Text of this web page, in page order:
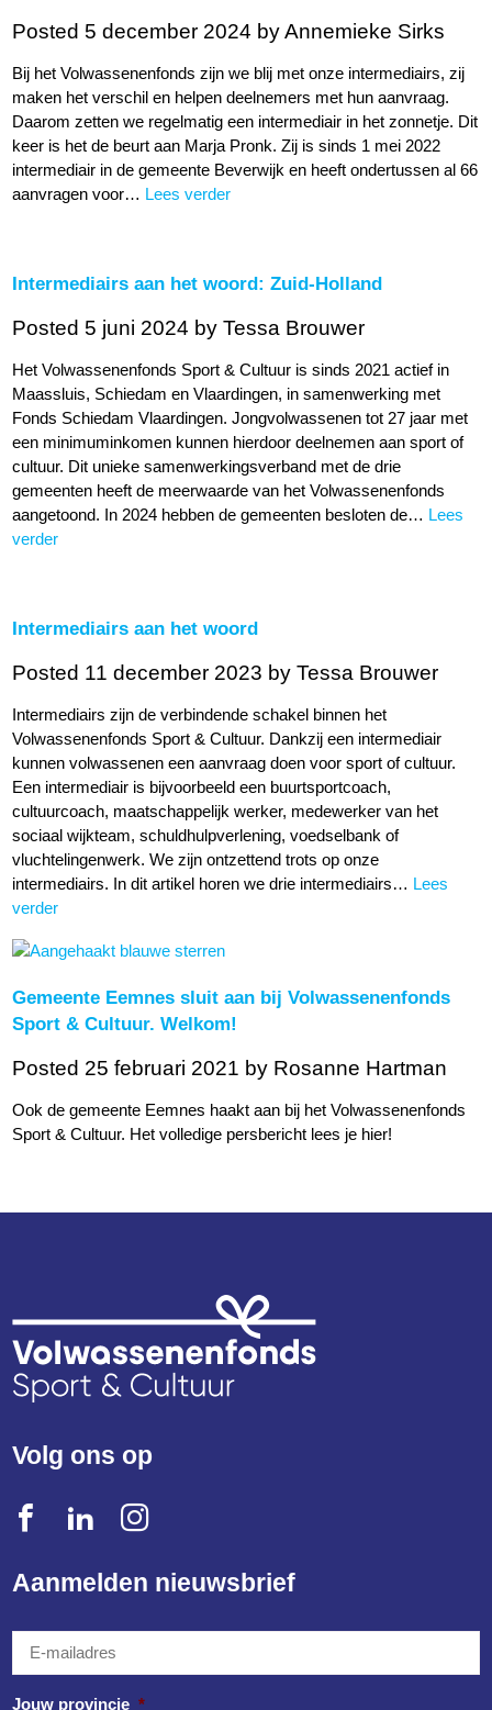
Posted 5 december 2024 by Annemieke Sirks
Bij het Volwassenenfonds zijn we blij met onze intermediairs, zij
maken het verschil en helpen deelnemers met hun aanvraag.
Daarom zetten we regelmatig een intermediair in het zonnetje. Dit
keer is het de beurt aan Marja Pronk. Zij is sinds 1 mei 2022
intermediair in de gemeente Beverwijk en heeft ondertussen al 66
aanvragen voor… Lees verder
Intermediairs aan het woord: Zuid-Holland
Posted 5 juni 2024 by Tessa Brouwer
Het Volwassenenfonds Sport & Cultuur is sinds 2021 actief in
Maassluis, Schiedam en Vlaardingen, in samenwerking met
Fonds Schiedam Vlaardingen. Jongvolwassenen tot 27 jaar met
een minimuminkomen kunnen hierdoor deelnemen aan sport of
cultuur. Dit unieke samenwerkingsverband met de drie
gemeenten heeft de meerwaarde van het Volwassenenfonds
aangetoond. In 2024 hebben de gemeenten besloten de… Lees
verder
Intermediairs aan het woord
Posted 11 december 2023 by Tessa Brouwer
Intermediairs zijn de verbindende schakel binnen het
Volwassenenfonds Sport & Cultuur. Dankzij een intermediair
kunnen volwassenen een aanvraag doen voor sport of cultuur.
Een intermediair is bijvoorbeeld een buurtsportcoach,
cultuurcoach, maatschappelijk werker, medewerker van het
sociaal wijkteam, schuldhulpverlening, voedselbank of
vluchtelingenwerk. We zijn ontzettend trots op onze
intermediairs. In dit artikel horen we drie intermediairs… Lees
verder
Gemeente Eemnes sluit aan bij Volwassenenfonds
Sport & Cultuur. Welkom!
Posted 25 februari 2021 by Rosanne Hartman
Ook de gemeente Eemnes haakt aan bij het Volwassenenfonds
Sport & Cultuur. Het volledige persbericht lees je hier!
Volg ons op
Aanmelden nieuwsbrief
mailadres *
Jouw provincie *